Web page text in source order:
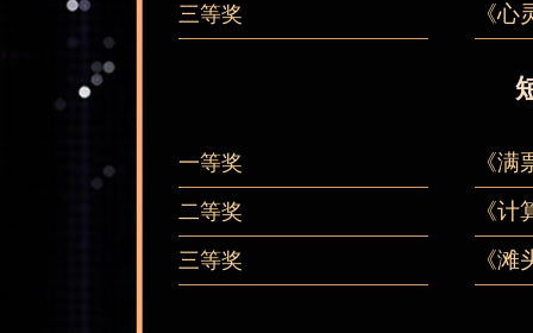
三等奖 《
一等奖 《满
二等奖 《
三等奖 《滩